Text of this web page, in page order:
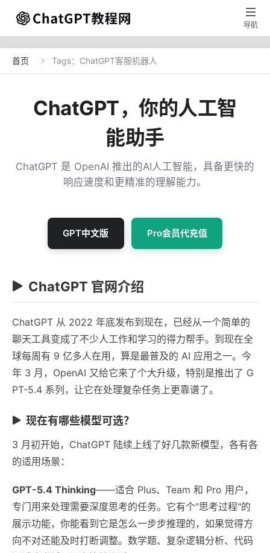

导航
首页  Tags：ChatGPT客服机器人
ChatGPT，你的人工智
能助手
ChatGPT 是 OpenAI 推出的AI人工智能，具备更快的
响应速度和更精准的理解能力。
GPT中文版 Pro会员代充值
ChatGPT 官网介绍
ChatGPT 从 2022 年底发布到现在，已经从一个简单的
聊天工具变成了不少人工作和学习的得力帮手。到现在全
球每周有 9 亿多人在用，算是最普及的 AI 应用之一。今
年 3 月，OpenAI 又给它来了个大升级，特别是推出了 G
PT-5.4 系列，让它在处理复杂任务上更靠谱了。
现在有哪些模型可选？
3 月初开始，ChatGPT 陆续上线了好几款新模型，各有各
的适用场景：
GPT-5.4 Thinking——适合 Plus、Team 和 Pro 用户，
专门用来处理需要深度思考的任务。它有个"思考过程"的
展示功能，你能看到它是怎么一步步推理的，如果觉得方
向不对还能及时打断调整。数学题、复杂逻辑分析、代码